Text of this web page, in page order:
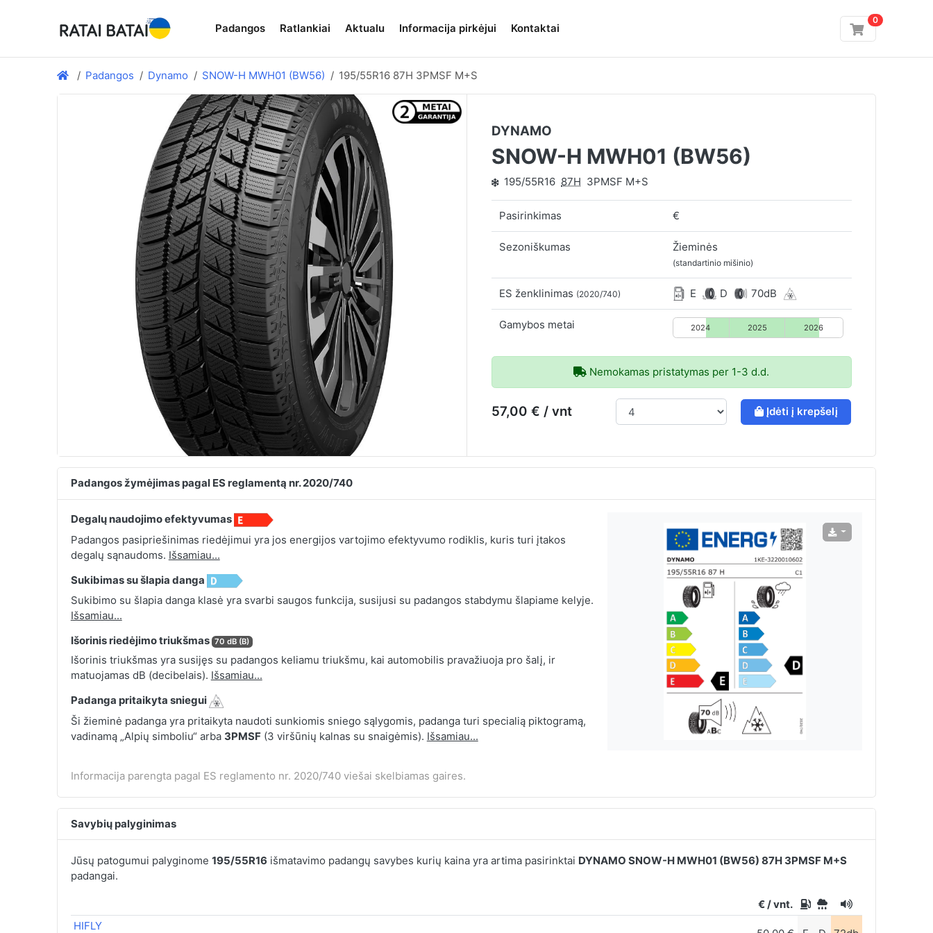
Padangos Ratlankiai Aktualu Informacija pirkėjui Kontaktai
0
Padangos Dynamo SNOW-H MWH01 (BW56) 195/55R16 87H 3PMSF M+S
DYNAMO
SNOW-H MWH01 (BW56)
195/55R16 87H 3PMSF M+S
Pasirinkimas €
Sezoniškumas Žieminės
(standartinio mišinio)
ES ženklinimas (2020/740) E D 70dB
Gamybos metai 2024 2025 2026
Nemokamas pristatymas per 1-3 d.d.
57,00 € / vnt Įdėti į krepšelį
Padangos žymėjimas pagal ES reglamentą nr. 2020/740
Degalų naudojimo efektyvumas
Padangos pasipriešinimas riedėjimui yra jos energijos vartojimo efektyvumo rodiklis, kuris turi įtakos
degalų sąnaudoms. Išsamiau...
Sukibimas su šlapia danga
Sukibimo su šlapia danga klasė yra svarbi saugos funkcija, susijusi su padangos stabdymu šlapiame kelyje.
Išsamiau...
Išorinis riedėjimo triukšmas 70 dB (B)
Išorinis triukšmas yra susijęs su padangos keliamu triukšmu, kai automobilis pravažiuoja pro šalį, ir
matuojamas dB (decibelais). Išsamiau...
Padanga pritaikyta sniegui
Ši žieminė padanga yra pritaikyta naudoti sunkiomis sniego sąlygomis, padanga turi specialią piktogramą,
vadinamą „Alpių simboliu“ arba 3PMSF(3 viršūnių kalnas su snaigėmis). Išsamiau...
Informacija parengta pagal ES reglamento nr. 2020/740 viešai skelbiamas gaires.
Savybių palyginimas
Jūsų patogumui palyginome 195/55R16 išmatavimo padangų savybes kurių kaina yra artima pasirinktai DYNAMO SNOW-H MWH01 (BW56) 87H 3PMSF M+S
padangai.
€ / vnt.
HIFLY